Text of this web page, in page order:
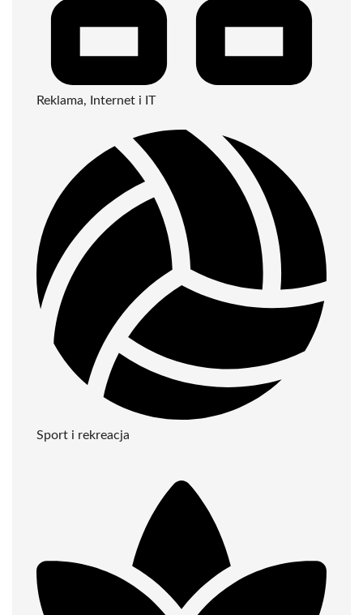
Reklama, Internet i IT
Sport i rekreacja